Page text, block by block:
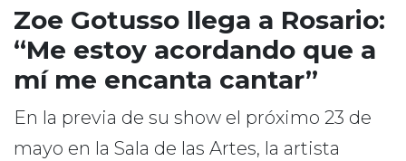
Zoe Gotusso llega a Rosario:
“Me estoy acordando que a
mí me encanta cantar”
En la previa de su show el próximo 23 de
mayo en la Sala de las Artes, la artista